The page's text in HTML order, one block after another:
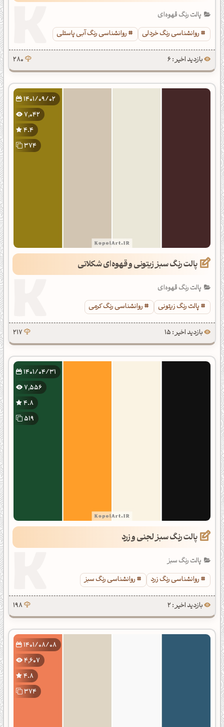
پالت رنگ قهوه‌ای
روانشناسی رنگ خردلی
روانشناسی رنگ آبی پاستلی
بازدید اخیر : 6 280
1401/09/02
7,042
4.4
374
پالت رنگ سبز زیتونی و قهوه‌ای شکلاتی
پالت رنگ قهوه‌ای
پالت رنگ زیتونی
روانشناسی رنگ کرمی
بازدید اخیر : 15 217
1401/04/31
7,556
4.8
519
پالت رنگ سبز لجنی و زرد
پالت رنگ سبز
روانشناسی رنگ زرد
روانشناسی رنگ سبز
بازدید اخیر : 2 198
1401/08/08
4,607
4.8
374